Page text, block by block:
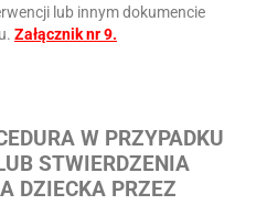
lub innym dokumencie
Załącznik nr 9.
W PRZYPADKU
STWIERDZENIA
DZIECKA PRZEZ